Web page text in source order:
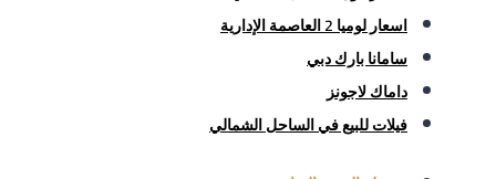
اسعار لوميا 2 العاصمة الإدارية
سامانا بارك دبي
داماك لاجونز
فيلات للبيع في الساحل الشمالي